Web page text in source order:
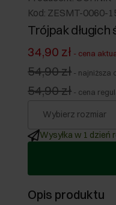
Kod: ZESMT-0060-
Trójpak
34,90 zł - cena
54,90 zł - najniższa
54,90 zł - cena
Wybierz rozmiar
Wysyłka w 1 dzień
Opis produktu